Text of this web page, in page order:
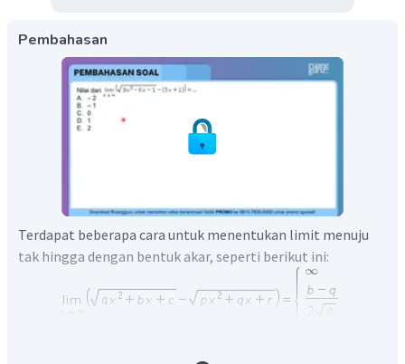
Pembahasan
Terdapat beberapa cara untuk menentukan limit menuju
tak hingga dengan bentuk akar, seperti berikut ini: